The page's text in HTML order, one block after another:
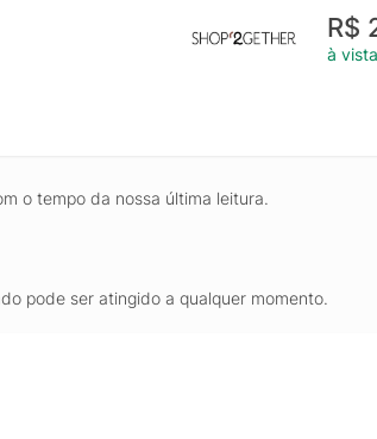
R$
à vista
o tempo da nossa última leitura.
pode ser atingido a qualquer momento.